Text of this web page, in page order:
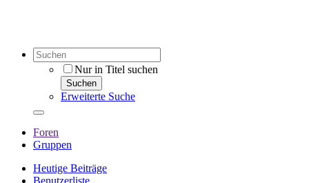
Nur in Titel suchen
Suchen
Erweiterte Suche
Foren
Gruppen
Heutige Beiträge
Benutzerliste